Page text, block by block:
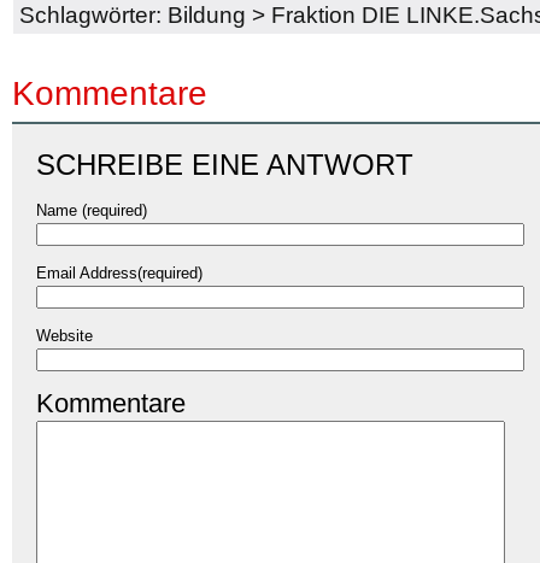
Schlagwörter: Bildung > Fraktion DIE
Kommentare
SCHREIBE EINE ANTWORT
Name (required)
Email Address(required)
Website
Kommentare